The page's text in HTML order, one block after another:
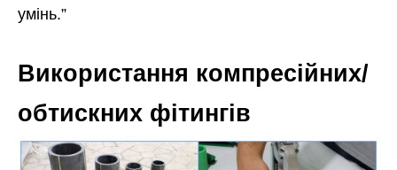
умінь.”
Використання компресійних/
обтискних фітингів